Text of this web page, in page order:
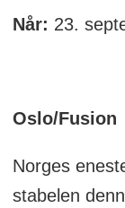
Når: 23.
Oslo/Fusion
Norges
stabelen